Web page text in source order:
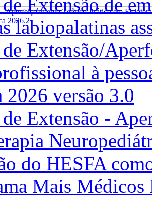
Extensão de
labiopalatinas
Extensão/
à
2026 versão 3.0
Extensão -
do HESFA
Mais